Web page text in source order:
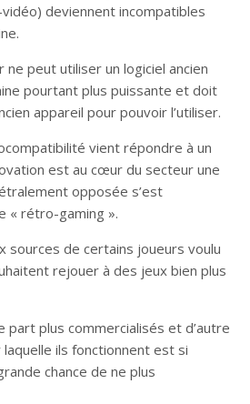
deviennent incompatibles
ne peut utiliser un logiciel ancien
pourtant plus puissante et doit
appareil pour pouvoir l’utiliser.
vient répondre à un
est au cœur du secteur une
opposée s’est
« rétro-gaming ».
sources de certains joueurs voulu
rejouer à des jeux bien plus
part plus commercialisés et d’autre
ils fonctionnent est si
chance de ne plus